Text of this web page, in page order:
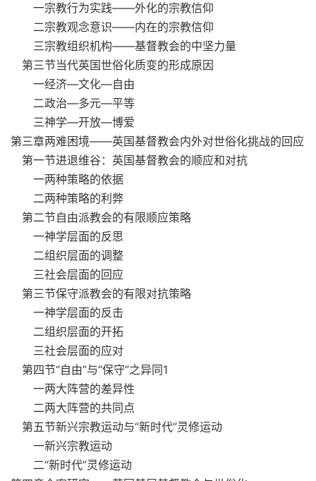
一宗教行为实践——外化的宗教信仰
二宗教观念意识——内在的宗教信仰
三宗教组织机构——基督教会的中坚力量
第三节当代英国世俗化质变的形成原因
一经济—文化—自由
二政治—多元—平等
三神学—开放—博爱
第三章两难困境——英国基督教会内外对世俗化挑战的回应
第一节进退维谷：英国基督教会的顺应和对抗
一两种策略的依据
二两种策略的利弊
第二节自由派教会的有限顺应策略
一神学层面的反思
二组织层面的调整
三社会层面的回应
第三节保守派教会的有限对抗策略
一神学层面的反击
二组织层面的开拓
三社会层面的应对
第四节“自由”与“保守”之异同1
一两大阵营的差异性
二两大阵营的共同点
第五节新兴宗教运动与“新时代”灵修运动
一新兴宗教运动
二“新时代”灵修运动